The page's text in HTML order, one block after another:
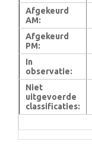
Afgekeurd
AM:
Afgekeurd
PM:
In
observatie:
Niet
uitgevoerde
classificaties: